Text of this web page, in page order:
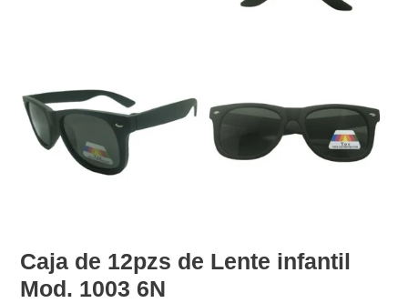
Caja de 12pzs de Lente infantil
Mod. 1003 6N